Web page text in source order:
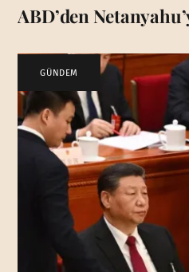
ABD’den
GÜNDEM